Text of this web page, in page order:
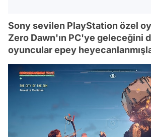
Sony sevilen PlayStation özel
Zero Dawn'ın PC'ye geleceğini
oyuncular epey